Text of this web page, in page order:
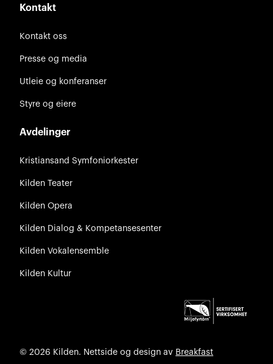
Kontakt
Kontakt oss
Presse og media
Utleie og konferanser
Styre og eiere
Avdelinger
Kristiansand Symfoniorkester
Kilden Teater
Kilden Opera
Kilden Dialog & Kompetansesenter
Kilden Vokalensemble
Kilden Kultur
© 2026 Kilden. Nettside og design av Breakfast